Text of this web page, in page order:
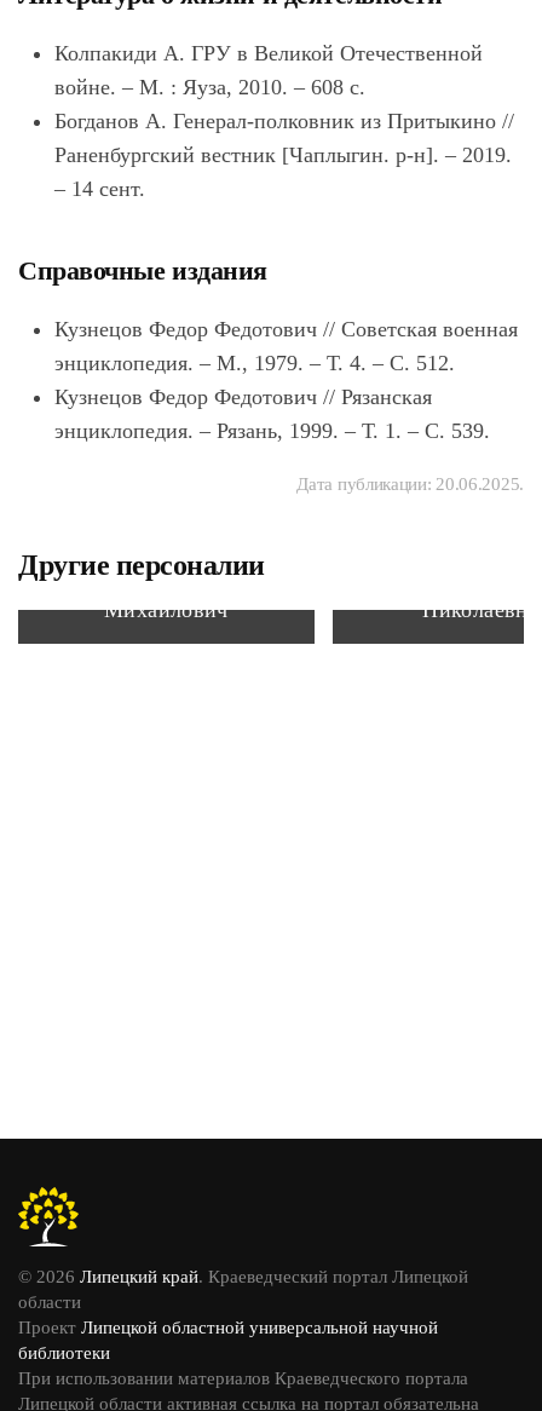
Колпакиди А. ГРУ в Великой Отечественной
войне. – М. : Яуза, 2010. – 608 с.
Богданов А. Генерал-полковник из Притыкино //
Раненбургский вестник [Чаплыгин. р-н]. – 2019.
– 14 сент.
Справочные издания
Кузнецов Федор Федотович // Советская военная
энциклопедия. – М., 1979. – Т. 4. – С. 512.
Кузнецов Федор Федотович // Рязанская
энциклопедия. – Рязань, 1999. – Т. 1. – С. 539.
Дата публикации: 20.06.2025.
Другие персоналии
Пришвин Михаил
Михайлович
Николаевна
© 2026 Липецкий край. Краеведческий портал Липецкой
области
Проект Липецкой областной универсальной научной
библиотеки
При использовании материалов Краеведческого портала
Липецкой области активная ссылка на портал обязательна